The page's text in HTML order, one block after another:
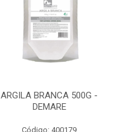
ARGILA BRANCA 500G -
DEMARE
Código: 400179